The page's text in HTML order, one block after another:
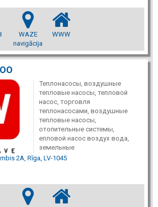
WAZE
navigācija
WWW
Теплонасосы, воздушные
тепловые насосы, тепловой
насос, торговля
теплонасосами, воздушные
тепловые насосы,
отопительные системы,
епловой насос воздух вода,
земельные
2A, Rīga, LV-1045